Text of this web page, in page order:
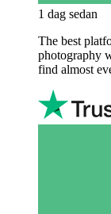
1 dag sedan
The best
photography
find almost